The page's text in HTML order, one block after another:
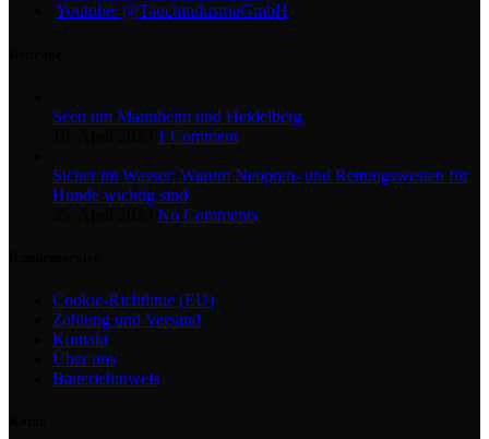
Youtube: @TauchindustrieGmbH
Seen um Mannheim und Heidelberg
1 Comment
Sicher im Wasser: Warum Neopren- und Rettungswesten für
Hunde wichtig sind
No Comments
Cookie-Richtlinie (EU)
Zahlung und Versand
Kontakt
Über uns
Batteriehinweis